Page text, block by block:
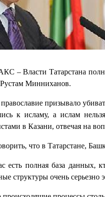
– Власти Татарстана
Рустам Минниханов.
призывало
к исламу, а ислам
в Казани, отвечая на
что в Татарстане,
есть полная база данных,
структуры очень